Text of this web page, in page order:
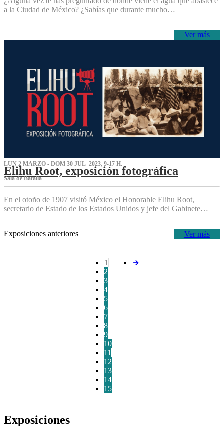
a la Ciudad de México? ¿Sabías que durante mucho…
Ver más
LUN 2 MARZO - DOM 30 JUL 2023, 9-17 H.
Elihu Root, exposición fotográfica
Sala de Batalla
En el otoño de 1907 visitó México el Honorable Elihu Root,
secretario de Estado de los Estados Unidos y jefe del Gabinete…
Ver más
Exposiciones anteriores
1
2
3
4
5
6
7
8
9
10
11
12
13
14
15
Exposiciones